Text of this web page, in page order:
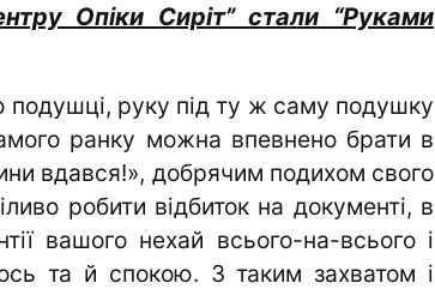
Опіки Сиріт” стали “Руками
руку під ту ж саму подушку
ранку можна впевнено брати в
вдався!», добрячим подихом свого
робити відбиток на документі, в
вашого нехай всього-на-всього і
та й спокою. З таким захватом і